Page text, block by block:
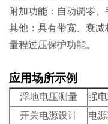
附加功能：自动调零、
其他：具有带宽、衰
量程过压保护功能。
应用场所示例
浮地电压测量
强
开关电源设计
电